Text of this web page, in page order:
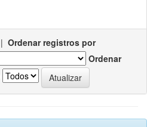
| Ordenar registros por
Ordenar